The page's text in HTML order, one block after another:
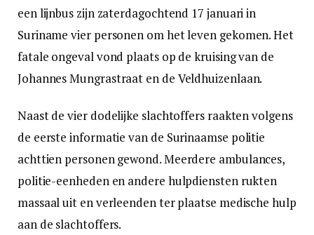
een lijnbus zijn zaterdagochtend 17 januari in
Suriname vier personen om het leven gekomen. Het
fatale ongeval vond plaats op de kruising van de
Johannes Mungrastraat en de Veldhuizenlaan.
Naast de vier dodelijke slachtoffers raakten volgens
de eerste informatie van de Surinaamse politie
achttien personen gewond. Meerdere ambulances,
politie-eenheden en andere hulpdiensten rukten
massaal uit en verleenden ter plaatse medische hulp
aan de slachtoffers.